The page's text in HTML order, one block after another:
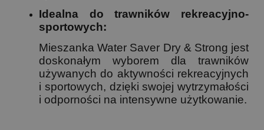
Idealna do trawników rekreacyjno-
sportowych:
Mieszanka Water Saver Dry & Strong jest
doskonałym wyborem dla trawników
używanych do aktywności rekreacyjnych
i sportowych, dzięki swojej wytrzymałości
i odporności na intensywne użytkowanie.